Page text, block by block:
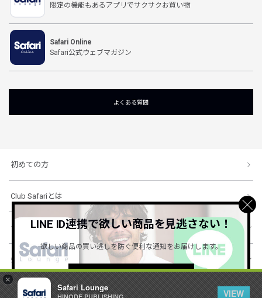
×
Safari Lounge
VIEW
限定の機能もあるアプリでサクサクお買い物
Safari Online
Safari公式ウェブマガジン
よくある質問
初めての方
Club Safariとは
ショッピングガイド
会社概要・規約
LINE ID連携で欲しい商品を見逃さない！
欲しい商品の買い逃しを防ぐ便利な通知をお届けします。
詳しくはこちら ＞